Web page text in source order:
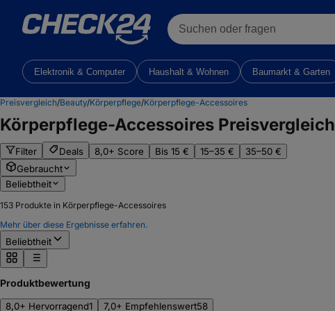
Suchen oder fragen
Elektronik & Computer Haushalt & Wohnen Baumarkt & Garten
Preisvergleich/Beauty/Körperpflege/Körperpflege-Accessoires
Körperpflege-Accessoires Preisvergleich
Filter Deals 8,0+ Score Bis 15 € 15–35 €
35–50 €
Gebraucht
Beliebtheit
153 Produkte in Körperpflege-Accessoires
Mehr über diese Ergebnisse erfahren.
Beliebtheit
Produktbewertung
8,0+ Hervorragend1 7,0+ Empfehlenswert58